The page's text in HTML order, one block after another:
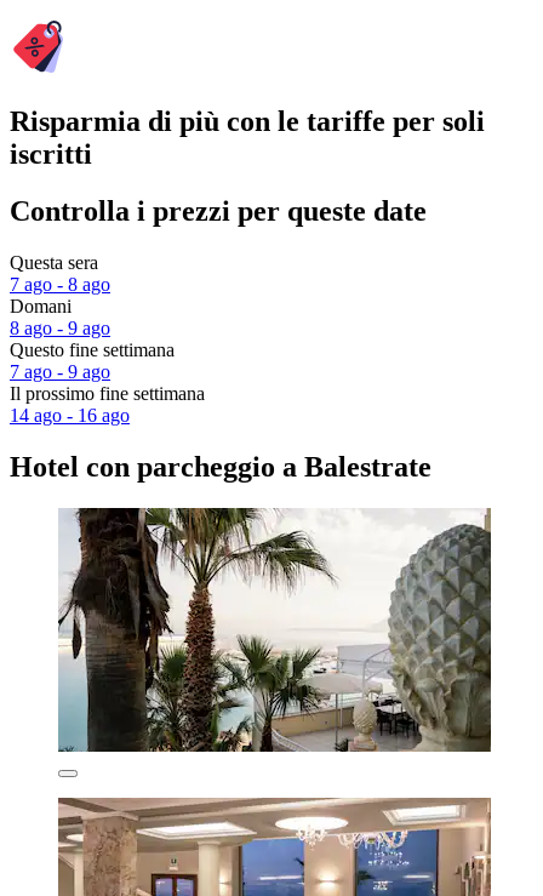
Risparmia di più con le tariffe per soli
iscritti
Controlla i prezzi per queste date
Questa sera
7 ago - 8 ago
Domani
8 ago - 9 ago
Questo fine settimana
7 ago - 9 ago
Il prossimo fine settimana
14 ago - 16 ago
Hotel con parcheggio a Balestrate